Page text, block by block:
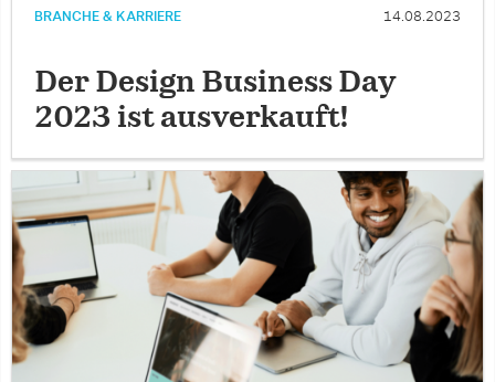
BRANCHE & KARRIERE 14.08.2023
Der Design Business Day
2023 ist ausverkauft!